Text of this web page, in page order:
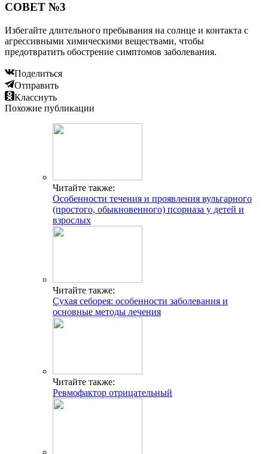
СОВЕТ №3
Избегайте длительного пребывания на солнце и контакта с
агрессивными химическими веществами, чтобы
предотвратить обострение симптомов заболевания.
Поделиться
Отправить
Класснуть
Похожие публикации
Читайте также:
Особенности течения и проявления вульгарного
(простого, обыкновенного) псориаза у детей и
взрослых
Читайте также:
Сухая себорея: особенности заболевания и
основные методы лечения
Читайте также:
Ревмофактор отрицательный